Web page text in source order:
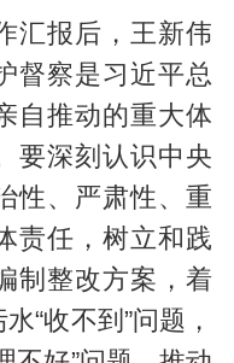
汇报后，王新伟
督察是习近平总
自推动的重大体
要深刻认识中央
性、严肃性、重
责任，树立和践
制整改方案，着
“收不到”问题，